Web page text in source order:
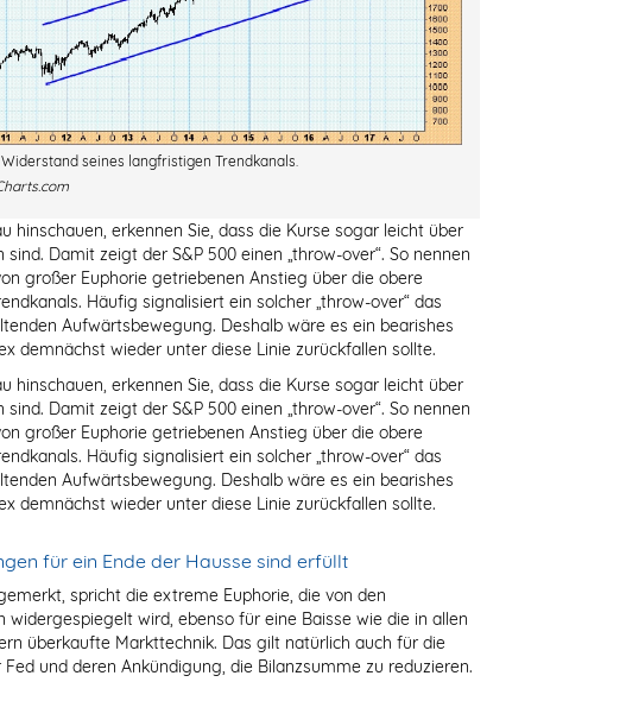
seines langfristigen Trendkanals.
hinschauen, erkennen Sie, dass die Kurse sogar leicht über
Damit zeigt der S&P 500 einen „throw-over“. So nennen
großer Euphorie getriebenen Anstieg über die obere
Häufig signalisiert ein solcher „throw-over“ das
Aufwärtsbewegung. Deshalb wäre es ein bearishes
demnächst wieder unter diese Linie zurückfallen sollte.
hinschauen, erkennen Sie, dass die Kurse sogar leicht über
Damit zeigt der S&P 500 einen „throw-over“. So nennen
großer Euphorie getriebenen Anstieg über die obere
Häufig signalisiert ein solcher „throw-over“ das
Aufwärtsbewegung. Deshalb wäre es ein bearishes
demnächst wieder unter diese Linie zurückfallen sollte.
für ein Ende der Hausse sind erfüllt
spricht die extreme Euphorie, die von den
widergespiegelt wird, ebenso für eine Baisse wie die in allen
überkaufte Markttechnik. Das gilt natürlich auch für die
und deren Ankündigung, die Bilanzsumme zu reduzieren.